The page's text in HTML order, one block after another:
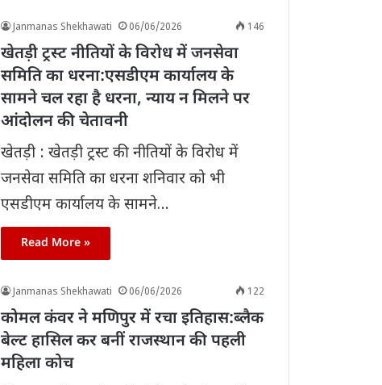
Janmanas Shekhawati 06/06/2026 146
खेतड़ी ट्रस्ट नीतियों के विरोध में जनसेवा
समिति का धरना:एसडीएम कार्यालय के
सामने चल रहा है धरना, न्याय न मिलने पर
आंदोलन की चेतावनी
खेतड़ी : खेतड़ी ट्रस्ट की नीतियों के विरोध में
जनसेवा समिति का धरना शनिवार को भी
एसडीएम कार्यालय के सामने…
Read More »
Janmanas Shekhawati 06/06/2026 122
कोमल कंवर ने मणिपुर में रचा इतिहास:ब्लैक
बेल्ट हासिल कर बनीं राजस्थान की पहली
महिला कोच